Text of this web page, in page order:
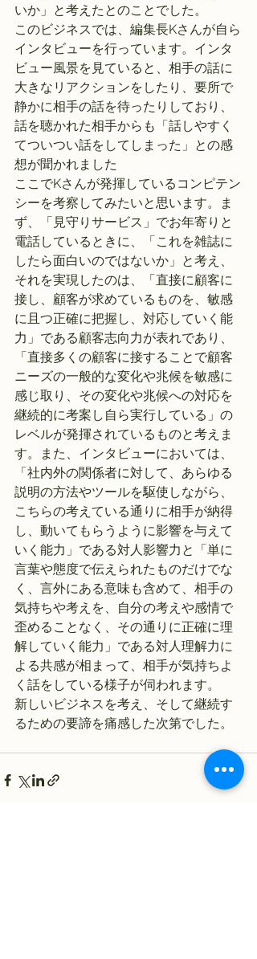
いか」と考えたとのことでした。
このビジネスでは、編集長Kさんが自ら
インタビューを行っています。インタ
ビュー風景を見ていると、相手の話に
大きなリアクションをしたり、要所で
静かに相手の話を待ったりしており、
話を聴かれた相手からも「話しやすく
てついつい話をしてしまった」との感
想が聞かれました
ここでKさんが発揮しているコンピテン
シーを考察してみたいと思います。ま
ず、「見守りサービス」でお年寄りと
電話しているときに、「これを雑誌に
したら面白いのではないか」と考え、
それを実現したのは、「直接に顧客に
接し、顧客が求めているものを、敏感
に且つ正確に把握し、対応していく能
力」である顧客志向力が表れであり、
「直接多くの顧客に接することで顧客
ニーズの一般的な変化や兆候を敏感に
感じ取り、その変化や兆候への対応を
継続的に考案し自ら実行している」の
レベルが発揮されているものと考えま
す。また、インタビューにおいては、
「社内外の関係者に対して、あらゆる
説明の方法やツールを駆使しながら、
こちらの考えている通りに相手が納得
し、動いてもらうように影響を与えて
いく能力」である対人影響力と「単に
言葉や態度で伝えられたものだけでな
く、言外にある意味も含めて、相手の
気持ちや考えを、自分の考えや感情で
歪めることなく、その通りに正確に理
解していく能力」である対人理解力に
よる共感が相まって、相手が気持ちよ
く話をしている様子が伺われます。
新しいビジネスを考え、そして継続す
るための要諦を痛感した次第でした。